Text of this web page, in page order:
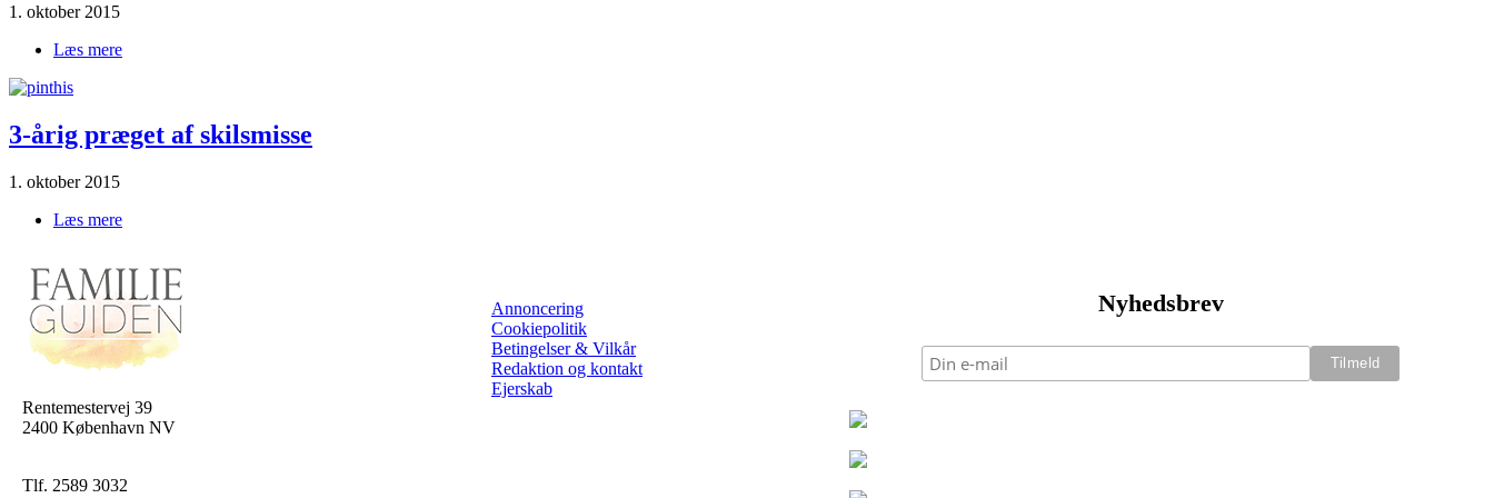
1. oktober 2015
Læs mere
3-årig præget af skilsmisse
1. oktober 2015
Læs mere
Rentemestervej 39
2400 København NV
Tlf. 2589 3032
Annoncering
Cookiepolitik
Betingelser & Vilkår
Redaktion og kontakt
Ejerskab
Nyhedsbrev